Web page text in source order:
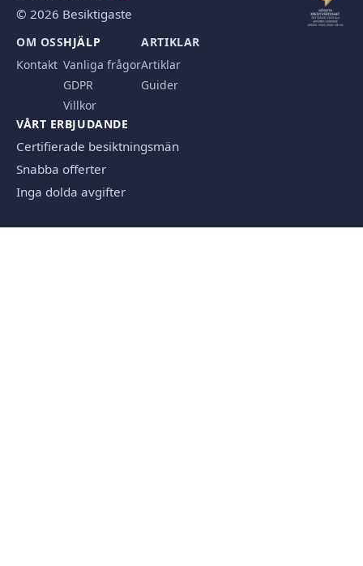
© 2026 Besiktigaste
OM OSS
Kontakt
HJÄLP
Vanliga frågor
GDPR
Villkor
ARTIKLAR
Artiklar
Guider
VÅRT ERBJUDANDE
Certifierade besiktningsmän
Snabba offerter
Inga dolda avgifter